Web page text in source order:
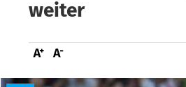
weiter